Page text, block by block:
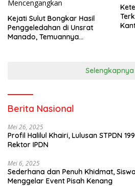
Kejati Sulut Bongkar Hasil
Penggeledahan di Unsrat
Manado, Temuannya
Selengkapnya
Berita Nasional
Mei 26, 2025
Profil Halilul Khairi, Lulusan STPDN
Rektor IPDN
Mei 6, 2025
Sederhana dan Penuh Khidmat,
Menggelar Event Pisah Kenang